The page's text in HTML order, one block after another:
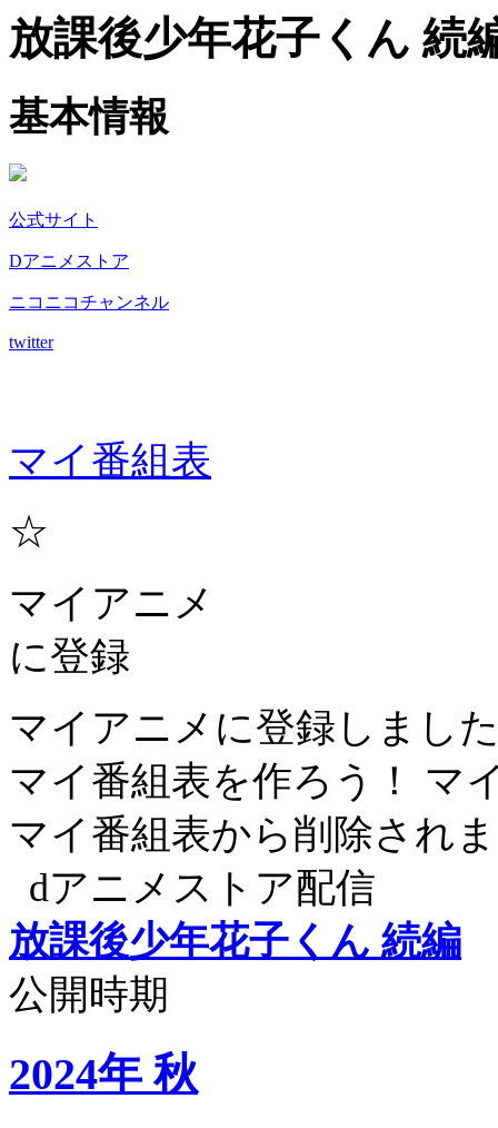
放課後少年花子くん 続
基本情報
公式サイト
Dアニメストア
ニコニコチャンネル
twitter
マイ番組表
☆
マイアニメ
に登録
マイアニメに登録しまし
マイ番組表を作ろう！
マ
マイ番組表から削除され
dアニメストア配信
放課後少年花子くん 続編
公開時期
2024年 秋